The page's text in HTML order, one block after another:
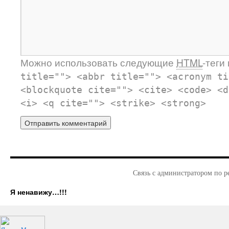
Можно использовать следующие HTML-
title=""> <abbr title=""> <acronym
<blockquote cite=""> <cite> <code>
<i> <q cite=""> <strike> <strong>
Связь с администратором по
Я ненавижу…!!!